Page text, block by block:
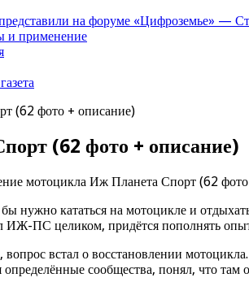
на форуме «Цифроземье» —
и применение
(62 фото + описание)
(62 фото + описание)
мотоцикла Иж Планета Спорт (62
нужно кататься на мотоцикле и
ИЖ-ПС целиком, придётся пополнять
встал о восстановлении
сообщества, понял, что